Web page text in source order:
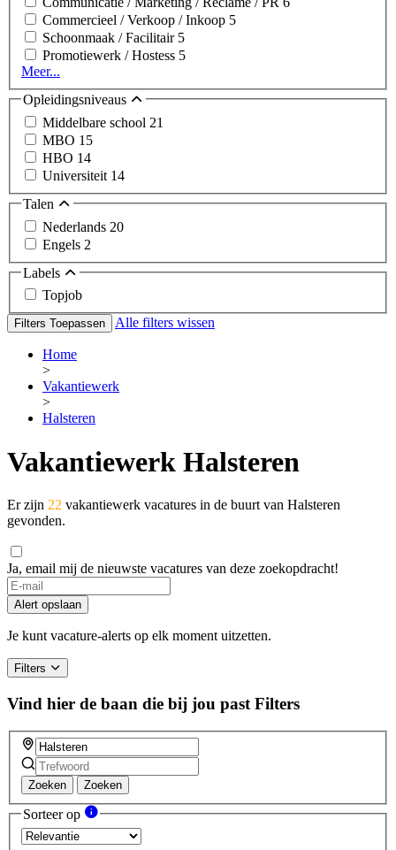
Commercieel / Verkoop / Inkoop 5
Schoonmaak / Facilitair 5
Promotiewerk / Hostess 5
Meer...
Opleidingsniveaus
Middelbare school 21
MBO 15
HBO 14
Universiteit 14
Talen
Nederlands 20
Engels 2
Labels
Topjob
Filters Toepassen Alle filters wissen
Home
>
Vakantiewerk
>
Halsteren
Vakantiewerk Halsteren
Er zijn 22 vakantiewerk vacatures in de buurt van Halsteren
gevonden.
Ja, email mij de nieuwste vacatures van deze zoekopdracht!
Alert opslaan
Je kunt vacature-alerts op elk moment uitzetten.
Filters
Vind hier de baan die bij jou past Filters
Zoeken Zoeken
Sorteer op